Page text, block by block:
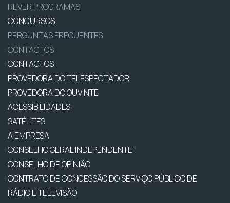
REVER PROGRAMAS
CONCURSOS
PERGUNTAS FREQUENTES
CONTACTOS
CONTACTOS
PROVEDORA DO TELESPECTADOR
PROVEDORA DO OUVINTE
ACESSIBILIDADES
SATÉLITES
A EMPRESA
CONSELHO GERAL INDEPENDENTE
CONSELHO DE OPINIÃO
CONTRATO DE CONCESSÃO DO SERVIÇO PÚBLICO DE
RÁDIO E TELEVISÃO